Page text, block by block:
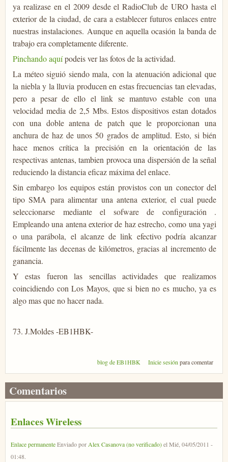
ya realizase en el 2009 desde el RadioClub de URO hasta el
exterior de la ciudad, de cara a establecer futuros enlaces entre
nuestras instalaciones. Aunque en aquella ocasión la banda de
trabajo era completamente diferente.
Pinchando aquípodeis ver las fotos de la actividad.
La méteo siguió siendo mala, con la atenuación adicional que
la niebla y la lluvia producen en estas frecuencias tan elevadas,
pero a pesar de ello el link se mantuvo estable con una
velocidad media de 2,5 Mbs. Estos dispositivos estan dotados
con una doble antena de patch que le proporcionan una
anchura de haz de unos 50 grados de amplitud. Esto, si bién
hace menos crítica la precisión en la orientación de las
respectivas antenas, tambien provoca una dispersión de la señal
reduciendo la distancia eficaz máxima del enlace.
Sin embargo los equipos están provistos con un conector del
tipo SMA para alimentar una antena exterior, el cual puede
seleccionarse mediante el sofware de configuración .
Empleando una antena exterior de haz estrecho, como una yagi
o una parábola, el alcanze de link efectivo podría alcanzar
fácilmente las decenas de kilómetros, gracias al incremento de
ganancia.
Y estas fueron las sencillas actividades que realizamos
coincidiendo con Los Mayos, que si bien no es mucho, ya es
algo mas que no hacer nada.
73. J.Moldes -EB1HBK-
blog de EB1HBK Inicie sesión para comentar
Comentarios
Enlaces Wireless
Enlace permanenteEnviado porAlex Casanova (no verificado)elMié, 04/05/2011 -
01:48.